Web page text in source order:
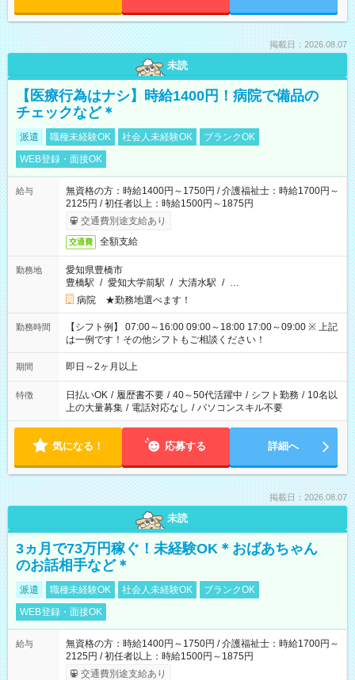
掲載日：2026.08.07
未読
【医療行為はナシ】時給1400円！病院で備品の
チェックなど＊
派遣 職種未経験OK 社会人未経験OK
ブランクOK
WEB登録・面接OK
給与
無資格の方：時給1400円～1750円 / 介護福祉士：時給1700円～
2125円 / 初任者以上：時給1500円～1875円
交通費別途支給あり
交通費 全額支給
勤務地
愛知県豊橋市
豊橋駅 / 愛知大学前駅 / 大清水駅 / …
病院 ★勤務地選べます！
勤務時間
【シフト例】 07:00～16:00 09:00～18:00 17:00～09:00 ※ 上記
は一例です！その他シフトもご相談ください！
期間 即日～2ヶ月以上
特徴 日払いOK / 履歴書不要 / 40～50代活躍中 / シフト勤務 / 10名以
上の大量募集 / 電話対応なし / パソコンスキル不要
気になる！ 応募する 詳細へ
掲載日：2026.08.07
未読
3ヵ月で73万円稼ぐ！未経験OK＊おばあちゃん
のお話相手など＊
派遣 職種未経験OK 社会人未経験OK
ブランクOK
WEB登録・面接OK
給与
無資格の方：時給1400円～1750円 / 介護福祉士：時給1700円～
2125円 / 初任者以上：時給1500円～1875円
交通費別途支給あり